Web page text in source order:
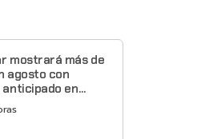
mostrará más de
agosto con
en